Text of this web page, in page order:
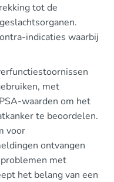
tot de
indicaties waarbij
met
waarden om het
te beoordelen.
voor
ontvangen
met
het belang van een